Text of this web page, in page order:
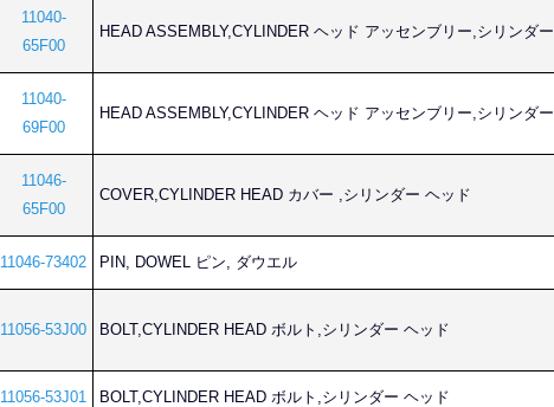
11040-
65F00
HEAD ASSEMBLY,CYLINDER ヘッド アッセンブリー,シリンダー
11040-
69F00
HEAD ASSEMBLY,CYLINDER ヘッド アッセンブリー,シリンダー
11046-
65F00
COVER,CYLINDER HEAD カバー ,シリンダー ヘッド
11046-73402 PIN, DOWEL ピン, ダウエル
11056-53J00 BOLT,CYLINDER HEAD ボルト,シリンダー ヘッド
11056-53J01 BOLT,CYLINDER HEAD ボルト,シリンダー ヘッド